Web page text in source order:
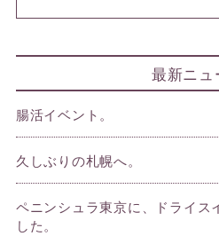
最新ニュ
腸活イベント。
久しぶりの札幌へ。
ペニンシュラ東京に、ドライス
した。